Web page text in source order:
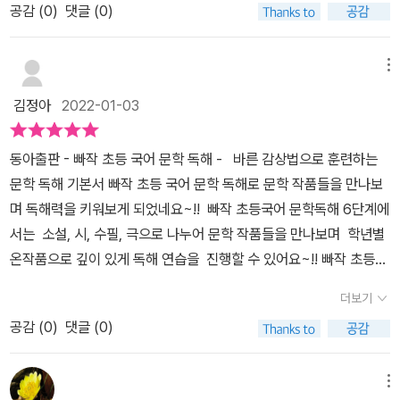
빠작을 통해서 고전의 재미를 알게 되었답니다.​다양한 소설, 고전, 수
필등의 문학을 읽으면서 필요한 배경지식이 있는데요.문제를 풀면서
다양한 배경 지식을 습득할수 있어서 좋더라구요.현대소설과, 고전,
외국 소설이 앞부분으로 구성 되어 있는데요.​현대 소설의 동백꽃, 고
무신, 그 많던 싱아는 누가 다 먹었을까, 기억 속의 들꽃, 마술의 손,
마지막 땅고전소설에는 박씨전, 흥부전, 유충렬전외국 소설은 고르니
유 영감의 비밀등이 담겨져 있답니다.​QR 코드로 쉽게 동영상을 보면
서 공부할수있어서엄마로서는 아이가 스스로 공부해서 좋고아이는
는 독해가 필요하다고 느껴서매일 스스로 할 양을 정해서 공부하고
있답니다.QR 코드로 동영상 강의를 한 후에문제풀이 하고 있답니다.​
배경지식을 문학 본문을 통해서 알게되고, 다양한 문학을 알게되는
장점으로꾸준히 하면 정말 좋겠더라구요.​아이는 재밌게 빠작을 하고
작 초등 국어 문학 독해는 무료 스마트러닝 학습으로QR코드를 이용
해서 지문 분석 강의를 들을수 있다는 장점이 있어요.소설, 시, 수필,
극등의 문학 작품들을 어떻게 감상하며 올바르게 이해해야하는지강
의를 통해서 배울수 있는데요. 빠작 초등 국어 문학 독해와 함께 강의
를 동시에 활용해보면 좋을것 같아요^^ 빠작 초등 국어 문학 독해는
초등 5~6학년들이 문학 작품을 읽고 내용을 정확하게 이해하는 훈
련 중심으로 구성되어 있어요.다양한 갈래의 작품을 읽고 지문 분석
훈련을 통해 올바른 독해를 할 수 있답니다.​바른 감상법으로 훈련하
는 문학 독해 기본서<빠작 초등 국어> - 학년별 필수 문학 작품을 갈
래별로 엄선, 온 작품 수록으로 작품 전체 내용을 깊이 있게 감상- 내
용을 제대로 파악하고 이해하게 하기 위해 [지문 독해-지문 분석-어
휘 학습] 3단계 체계적인 독해 학습- 세밀화 등 시각적인 정보로 작
품, 작가와 연계된 다양한 배경지식을 제시하였으며, 지문별 5개의
3부분으로 나누어서지문 분석을 통한 독해를 해보았어요.소설의 앞
부분의 줄거리가 간략하게 실려있어서 내용을 이해하는데 전혀 문제
공감 (0) 댓글 (0)
김정아2022-01-03
동아출판 - 빠작 초등 국어 문학 독해 - 바른 감상법으로 훈련하는
문학 독해 기본서 빠작 초등 국어 문학 독해로 문학 작품들을 만나보
며 독해력을 키워보게 되었네요~!! 빠작 초등국어 문학독해 6단계에
서는 소설, 시, 수필, 극으로 나누어 문학 작품들을 만나보며 학년별
온작품으로 깊이 있게 독해 연습을 진행할 수 있어요~!! 빠작 초등
며 독해 훈련을 해볼 수 있어 각 문학 작품을 읽고 글의 구조와 지문
을 분석하여 독해 문제까지 풀어볼 수 있도록 되어있네요. 빠작 문학
독해 첫 작품은 소설 동백꽃으로 지문 분석 강의를 QR코드로 스탠해
바로 강의를 시청할 수 있어 문학 작품 갈래별 지문 분석을 통항 감상
더보기
공감 (0) 댓글 (0)